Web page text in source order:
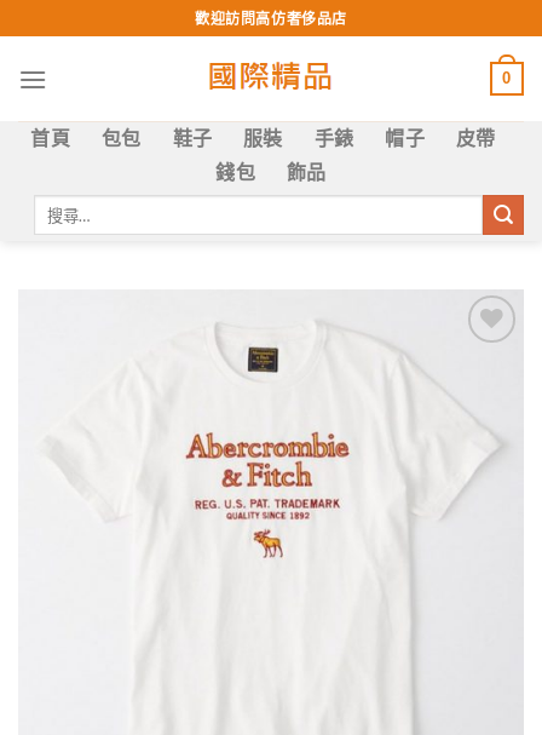
to
content
歡迎訪問高仿奢侈品店
0
首頁 包包 鞋子 服裝 手錶 帽子
皮帶
錢包
飾品